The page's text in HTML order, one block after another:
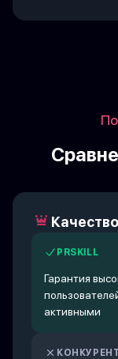
PRSKILL
Гарантия
активными